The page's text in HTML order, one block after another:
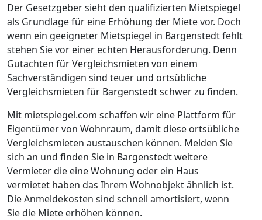
Der Gesetzgeber sieht den qualifizierten Mietspiegel
als Grundlage für eine Erhöhung der Miete vor. Doch
wenn ein geeigneter Mietspiegel in Bargenstedt fehlt
stehen Sie vor einer echten Herausforderung. Denn
Gutachten für Vergleichsmieten von einem
Sachverständigen sind teuer und ortsübliche
Vergleichsmieten für Bargenstedt schwer zu finden.
Mit mietspiegel.com schaffen wir eine Plattform für
Eigentümer von Wohnraum, damit diese ortsübliche
Vergleichsmieten austauschen können. Melden Sie
sich an und finden Sie in Bargenstedt weitere
Vermieter die eine Wohnung oder ein Haus
vermietet haben das Ihrem Wohnobjekt ähnlich ist.
Die Anmeldekosten sind schnell amortisiert, wenn
Sie die Miete erhöhen können.